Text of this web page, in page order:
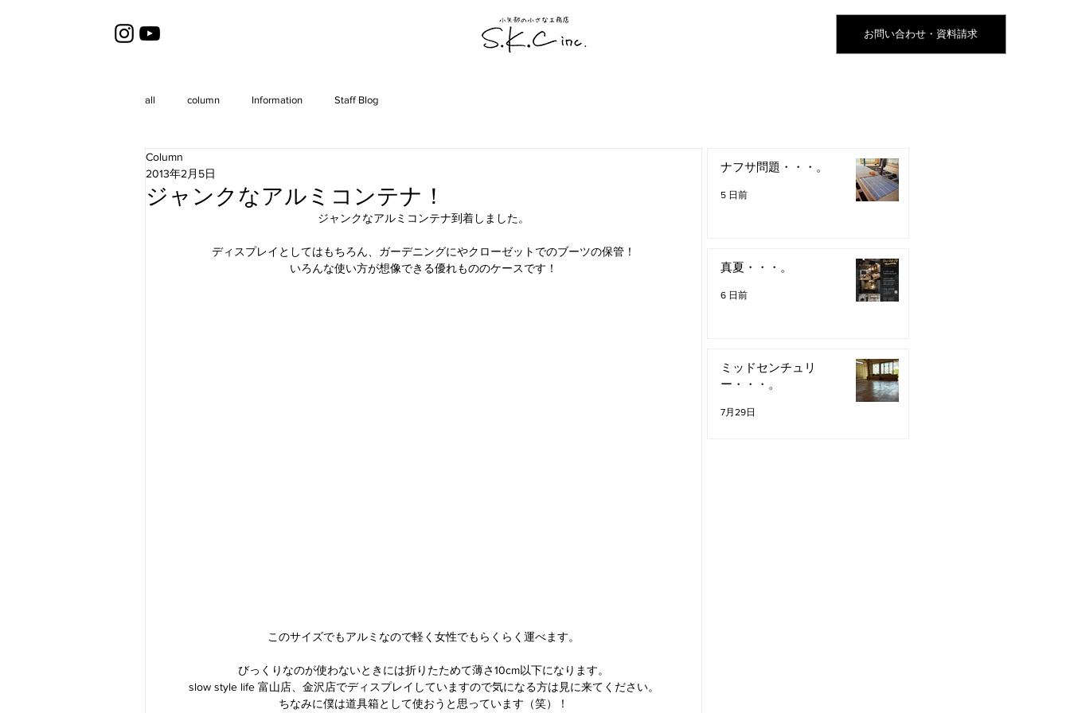
お問い合わせ・資料請求
all column Information Staff Blog
ジャンクなアルミコンテナ！
Column
2013年2月5日
ジャンクなアルミコンテナ到着しました。
ディスプレイとしてはもちろん、ガーデニングにやクローゼットでのブーツの保管！
いろんな使い方が想像できる優れもののケースです！
このサイズでもアルミなので軽く女性でもらくらく運べます。
びっくりなのが使わないときには折りたためて薄さ10cm以下になります。
slow style life 富山店、金沢店でディスプレイしていますので気になる方は見に来てください。
ちなみに僕は道具箱として使おうと思っています（笑）！
ナフサ問題・・・。
5 日前
真夏・・・。
6 日前
ミッドセンチュリ
ー・・・。
7月29日